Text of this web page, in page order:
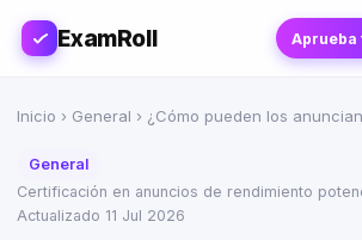
ExamRoll Aprueba
Inicio › General › ¿Cómo pueden los
General
Certificación en anuncios de rendimiento
Actualizado 11 Jul 2026